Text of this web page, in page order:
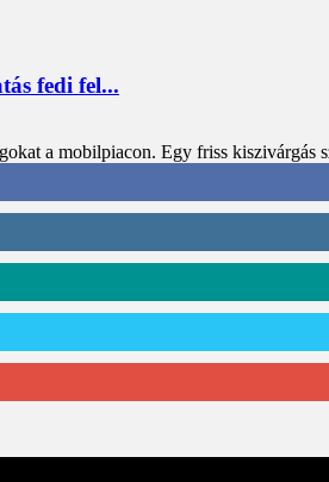
fedi fel...
a mobilpiacon. Egy friss kiszivárgás